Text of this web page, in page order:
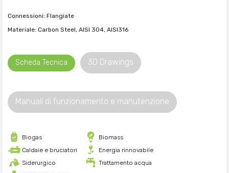
Connessioni: Flangiate
Materiale: Carbon Steel, AISI 304, AISI316
Scheda Tecnica 3D Drawings
Manuali di funzionamento e manutenzione
Biogas
Biomass
Caldaie e bruciatori
Energia rinnovabile
Siderurgico
Trattamento acqua